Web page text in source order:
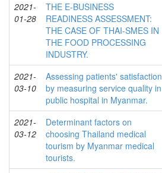
2021-
01-28
THE E-BUSINESS
READINESS ASSESSMENT:
THE CASE OF THAI-SMES IN
THE FOOD PROCESSING
INDUSTRY.
2021-
03-10
Assessing patients' satisfaction
by measuring service quality in
public hospital in Myanmar.
2021-
03-12
Determinant factors on
choosing Thailand medical
tourism by Myanmar medical
tourists.